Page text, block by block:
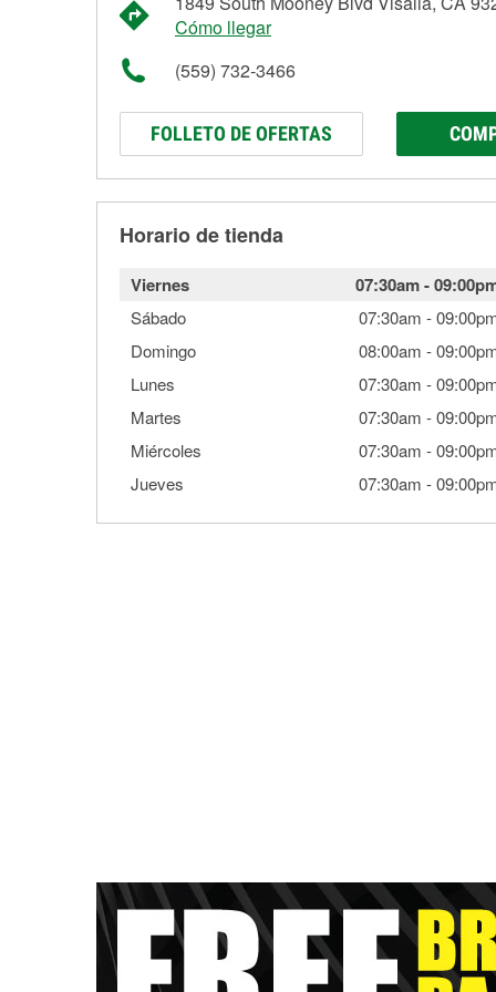
Cómo llegar
(559) 732-3466
FOLLETO DE OFERTAS
Horario de tienda
Viernes 07:30am-
Sábado 07:30am -
Domingo
08:00am -
Lunes
07:30am -
Martes
07:30am -
Miércoles
07:30am -
Jueves
07:30am -